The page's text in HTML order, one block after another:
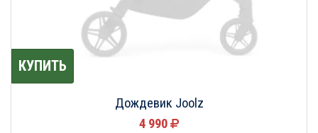
КУПИТЬ
Дождевик Joolz
4 990